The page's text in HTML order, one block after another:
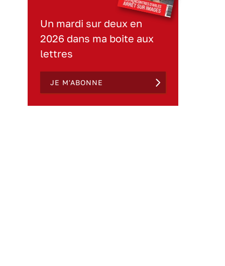
Un mardi sur deux en
2026 dans ma boite aux
lettres
JE M'ABONNE